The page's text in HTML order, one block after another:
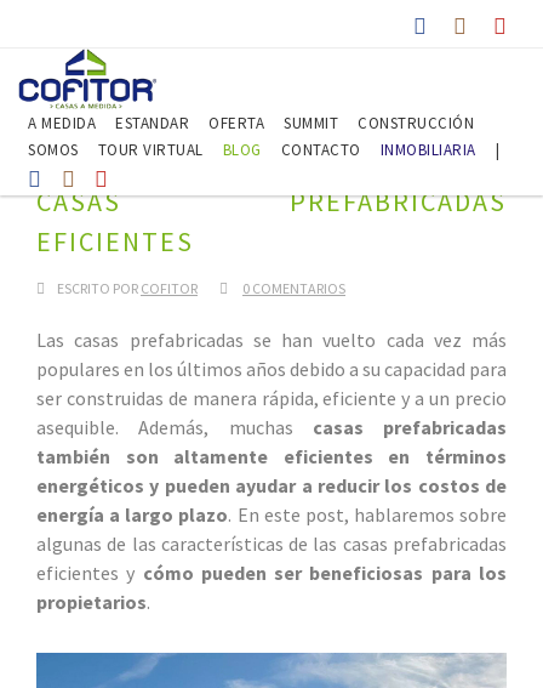
A MEDIDA ESTANDAR OFERTA SUMMIT
CONSTRUCCIÓN
SOMOS
TOUR VIRTUAL BLOG CONTACTO INMOBILIARIA |
CASAS PREFABRICADAS
EFICIENTES
ESCRITO POR COFITOR 0 COMENTARIOS
Las casas prefabricadas se han vuelto cada vez más
populares en los últimos años debido a su capacidad para
ser construidas de manera rápida, eficiente y a un precio
asequible. Además, muchas casas prefabricadas
también son altamente eficientes en términos
energéticos y pueden ayudar a reducir los costos de
energía a largo plazo. En este post, hablaremos sobre
algunas de las características de las casas prefabricadas
eficientes y cómo pueden ser beneficiosas para los
propietarios.